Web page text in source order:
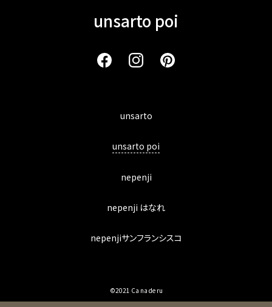
unsarto poi
unsarto
unsarto poi
nepenji
nepenji はなれ
nepenjiサンフランシスコ
©2021 Ca na de ru